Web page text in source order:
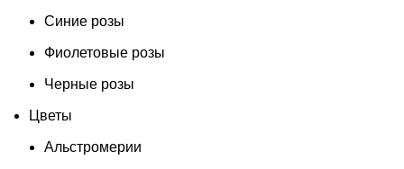
Синие розы
Фиолетовые розы
Черные розы
Цветы
Альстромерии